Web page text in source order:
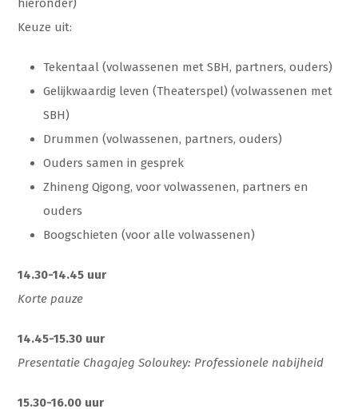
hieronder)
Keuze uit:
Tekentaal (volwassenen met SBH, partners, ouders)
Gelijkwaardig leven (Theaterspel) (volwassenen met
SBH)
Drummen (volwassenen, partners, ouders)
Ouders samen in gesprek
Zhineng Qigong, voor volwassenen, partners en
ouders
Boogschieten (voor alle volwassenen)
14.30-14.45 uur
Korte pauze
14.45-15.30 uur
Presentatie Chagajeg Soloukey: Professionele nabijheid
15.30-16.00 uur